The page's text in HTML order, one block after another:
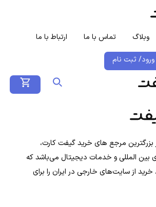
وبلاگ تماس با ما ارتباط با ما
ورود/ ثبت نام
بزرگترین مرجع های خرید گیفت کارت،
بین المللی و خدمات دیجیتال می‌باشد که
خرید از سایت‌های خارجی در ایران را برای
کند. هدف ما ارائه تجربه‌ای سریع، امن و